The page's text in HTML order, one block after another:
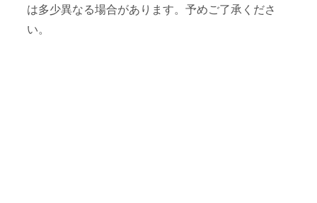
は多少異なる場合があります。予めご了承くださ
い。